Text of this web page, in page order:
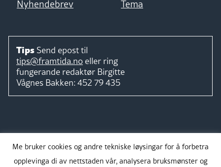
Nyhendebrev
Tema
Tips Send epost til
tips@framtida.no eller ring
fungerande redaktør Birgitte
Vågnes Bakken: 452 79 435
Me bruker cookies og andre tekniske løysingar for å forbetra
opplevinga di av nettstaden vår, analysera bruksmønster og